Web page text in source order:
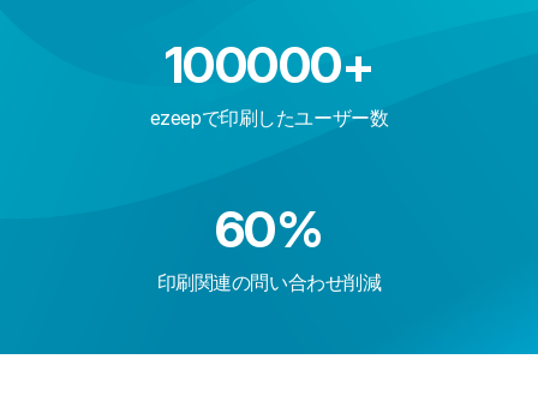
100000+
ezeepで印刷したユーザー数
60%
印刷関連の問い合わせ削減